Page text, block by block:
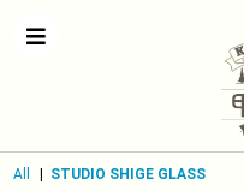
All STUDIO SHIGE GLASS